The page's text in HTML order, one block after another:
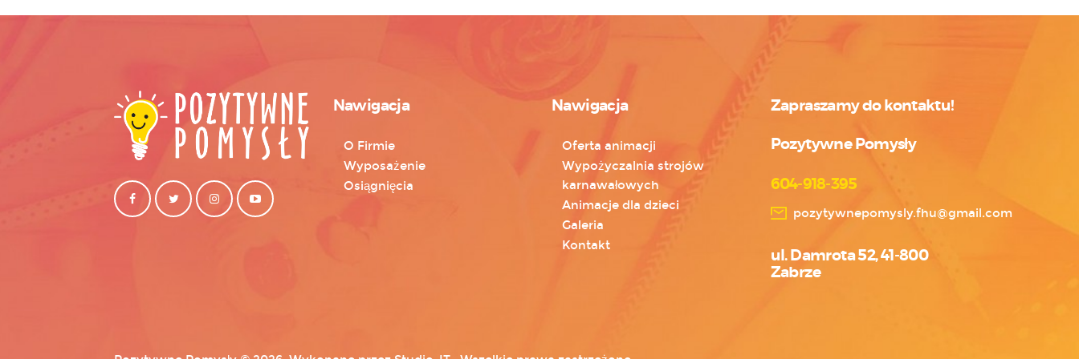
Nawigacja
O Firmie
Wyposażenie
Osiągnięcia
Nawigacja
Oferta animacji
Wypożyczalnia strojów
karnawałowych
Animacje dla dzieci
Galeria
Kontakt
Zapraszamy do kontaktu!
Pozytywne Pomysły
604-918-395
pozytywnepomysly.fhu@gmail.com
ul. Damrota 52, 41-800
Zabrze